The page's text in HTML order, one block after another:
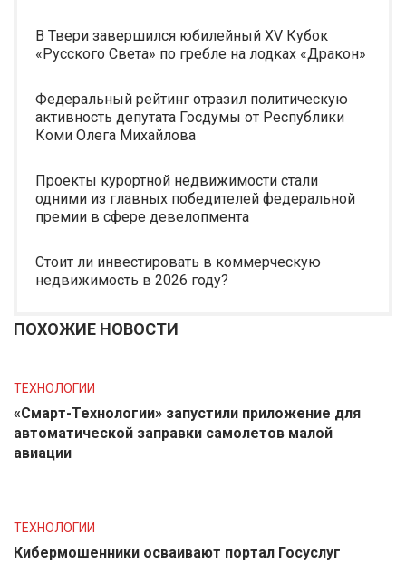
В Твери завершился юбилейный XV Кубок
«Русского Света» по гребле на лодках «Дракон»
Федеральный рейтинг отразил политическую
активность депутата Госдумы от Республики
Коми Олега Михайлова
Проекты курортной недвижимости стали
одними из главных победителей федеральной
премии в сфере девелопмента
Стоит ли инвестировать в коммерческую
недвижимость в 2026 году?
ПОХОЖИЕ НОВОСТИ
ТЕХНОЛОГИИ
«Смарт-Технологии» запустили приложение для
автоматической заправки самолетов малой
авиации
ТЕХНОЛОГИИ
Кибермошенники осваивают портал Госуслуг